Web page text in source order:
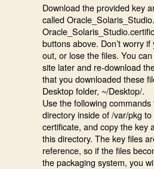
Download the provided key
called
buttons above. Don’t worry
out, or lose the files. You
site later and re-download
that you downloaded these
Desktop folder, ~/Desktop/.
Use the following
directory inside of /var/pkg
certificate, and copy the key
this directory. The key files
reference, so if the files
the packaging system, you